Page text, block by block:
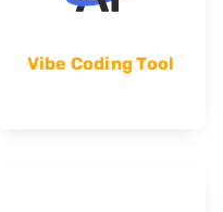
Vibe Coding Tool